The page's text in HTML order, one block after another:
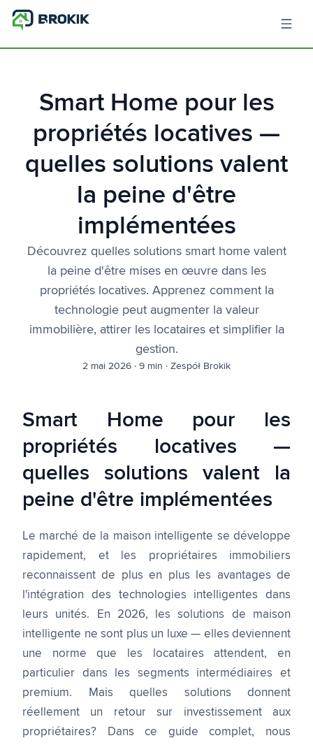
Smart Home pour les
propriétés locatives —
quelles solutions valent
la peine d'être
implémentées
Découvrez quelles solutions smart home valent
la peine d'être mises en œuvre dans les
propriétés locatives. Apprenez comment la
technologie peut augmenter la valeur
immobilière, attirer les locataires et simplifier la
gestion.
2 mai 2026 · 9 min · Zespół Brokik
Smart Home pour les
propriétés locatives —
quelles solutions valent la
peine d'être implémentées
Le marché de la maison intelligente se développe
rapidement, et les propriétaires immobiliers
reconnaissent de plus en plus les avantages de
l'intégration des technologies intelligentes dans
leurs unités. En 2026, les solutions de maison
intelligente ne sont plus un luxe — elles deviennent
une norme que les locataires attendent, en
particulier dans les segments intermédiaires et
premium. Mais quelles solutions donnent
réellement un retour sur investissement aux
propriétaires? Dans ce guide complet, nous